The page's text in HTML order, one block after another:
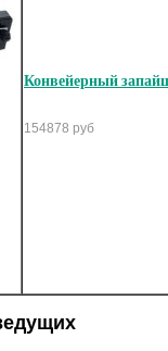
Конвейерный
154878 руб